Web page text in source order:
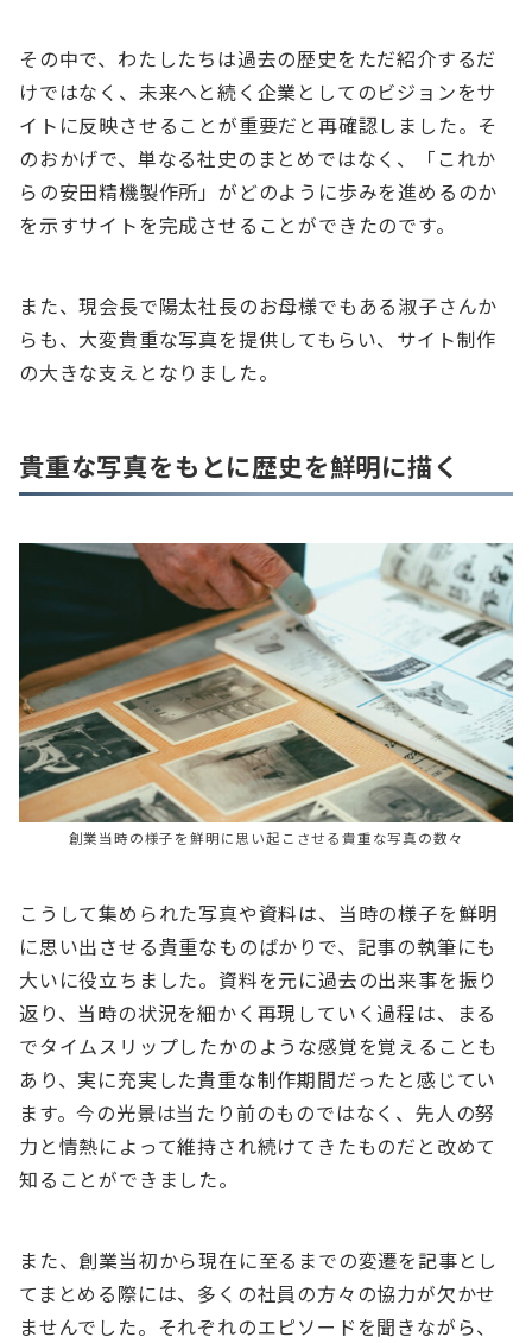
その中で、わたしたちは過去の歴史をただ紹介するだ
けではなく、未来へと続く企業としてのビジョンをサ
イトに反映させることが重要だと再確認しました。そ
のおかげで、単なる社史のまとめではなく、「これか
らの安田精機製作所」がどのように歩みを進めるのか
を示すサイトを完成させることができたのです。
また、現会長で陽太社長のお母様でもある淑子さんか
らも、大変貴重な写真を提供してもらい、サイト制作
の大きな支えとなりました。
貴重な写真をもとに歴史を鮮明に描く
創業当時の様子を鮮明に思い起こさせる貴重な写真の数々
こうして集められた写真や資料は、当時の様子を鮮明
に思い出させる貴重なものばかりで、記事の執筆にも
大いに役立ちました。資料を元に過去の出来事を振り
返り、当時の状況を細かく再現していく過程は、まる
でタイムスリップしたかのような感覚を覚えることも
あり、実に充実した貴重な制作期間だったと感じてい
ます。今の光景は当たり前のものではなく、先人の努
力と情熱によって維持され続けてきたものだと改めて
知ることができました。
また、創業当初から現在に至るまでの変遷を記事とし
てまとめる際には、多くの社員の方々の協力が欠かせ
ませんでした。それぞれのエピソードを聞きながら、